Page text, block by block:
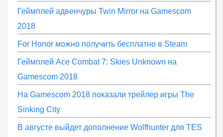
Геймплей адвенчуры Twin Mirror на Gamescom
2018
For Honor можно получить бесплатно в Steam
Геймплей Ace Combat 7: Skies Unknown на
Gamescom 2018
На Gamescom 2018 показали трейлер игры The
Sinking City
В августе выйдет дополнение Wolfhunter для TES